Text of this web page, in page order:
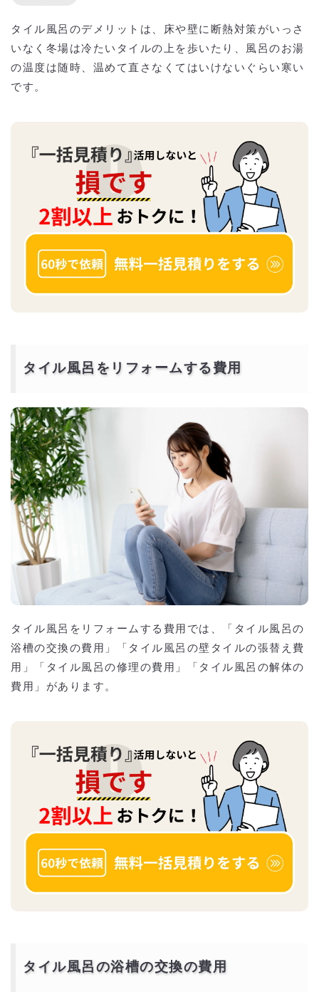
タイル風呂のデメリットは、床や壁に断熱対策がいっさ
いなく冬場は冷たいタイルの上を歩いたり、風呂のお湯
の温度は随時、温めて直さなくてはいけないぐらい寒い
です。
タイル風呂をリフォームする費用
タイル風呂をリフォームする費用では、「タイル風呂の
浴槽の交換の費用」「タイル風呂の壁タイルの張替え費
用」「タイル風呂の修理の費用」「タイル風呂の解体の
費用」があります。
タイル風呂の浴槽の交換の費用